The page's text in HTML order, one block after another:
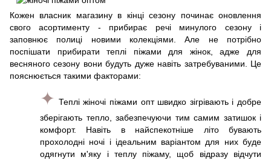
Кожен власник магазину в кінці сезону починає оновлення
свого асортименту - прибирає речі минулого сезону і
заповнює полиці новими колекціями. Але не потрібно
поспішати прибирати теплі піжами для жінок, адже для
весняного сезону вони будуть дуже навіть затребуваними. Це
пояснюється такими факторами:
✦ Теплі жіночі піжами опт швидко зігрівають і добре
зберігають тепло, забезпечуючи тим самим затишок і
комфорт. Навіть в найспекотніше літо бувають
прохолодні ночі і ідеальним варіантом для них буде
одягнути м'яку і теплу піжаму, щоб відразу відчути